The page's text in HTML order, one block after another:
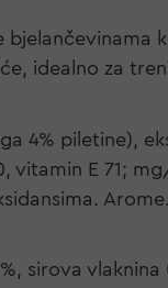
idealno za
4% piletine),
vitamin E 71;
Arome.
sirova